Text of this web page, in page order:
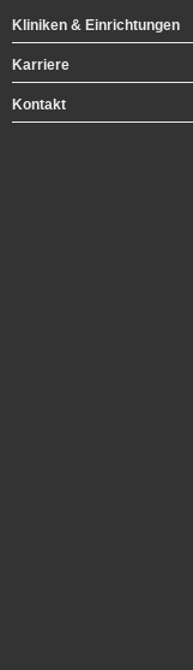
Kliniken & Einrichtungen
Karriere
Kontakt